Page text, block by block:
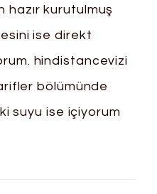
kurutulmuş
ise direkt
hindistancevizi
bölümünde
suyu ise içiyorum